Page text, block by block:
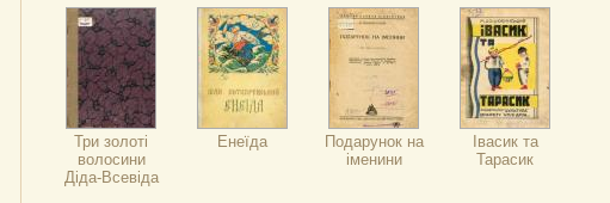
Три золоті
волосини
Діда-Всевіда
Енеїда
Подарунок на
іменини
Івасик та
Тарасик